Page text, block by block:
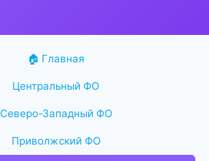
🏠 Главная
Центральный ФО
Северо-Западный ФО
Приволжский ФО